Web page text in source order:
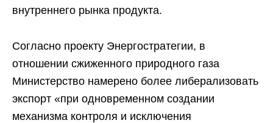
внутреннего рынка продукта.
Согласно проекту Энергостратегии, в
отношении сжиженного природного газа
Министерство намерено более либерализовать
экспорт «при одновременном создании
механизма контроля и исключения